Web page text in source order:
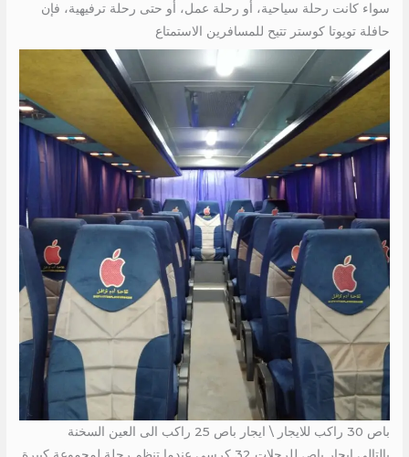
سواء كانت رحلة سياحية، أو رحلة عمل، أو حتى رحلة ترفيهية، فإن
حافلة تويوتا كوستر تتيح للمسافرين الاستمتاع
باص 30 راكب للايجار \ ايجار باص 25 راكب الى العين السخنة